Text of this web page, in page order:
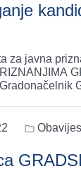
za javna